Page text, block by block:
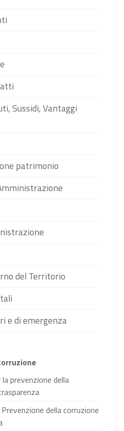
Sussidi, Vantaggi
patrimonio
del Territorio
e di emergenza
prevenzione della
della corruzione